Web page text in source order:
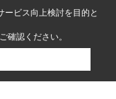
ービス向上検討を目的と
確認ください。